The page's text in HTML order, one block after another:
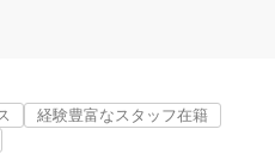
ーツ鍼灸
す。 経験豊富なスタッフ在籍